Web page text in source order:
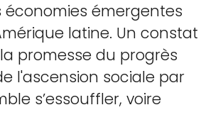
économies émergentes
latine. Un constat
promesse du progrès
l'ascension sociale par
s’essouffler, voire